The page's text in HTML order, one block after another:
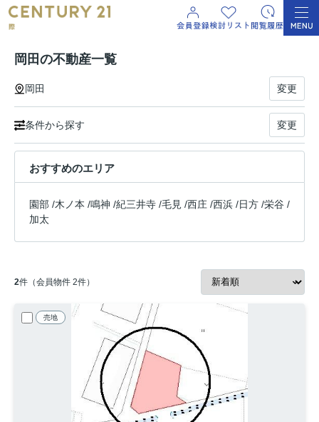
岡田の不動産一覧
岡田 変更
条件から探す 変更
おすすめのエリア
園部 /木ノ本 /鳴神 /紀三井寺 /毛見 /西庄 /西浜 /日方 /栄谷 /
加太
2件（会員物件 2件）
売地